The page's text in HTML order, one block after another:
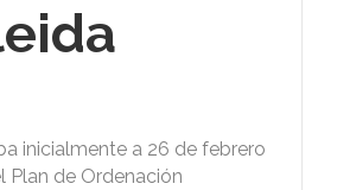
inicialmente a 26 de febrero
Plan de Ordenación